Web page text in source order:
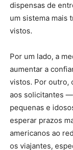
dispensas de
um sistema mais
vistos.
Por um lado, a
aumentar a
vistos. Por outro,
aos solicitantes
pequenas e
esperar prazos
americanos ao
os viajantes,